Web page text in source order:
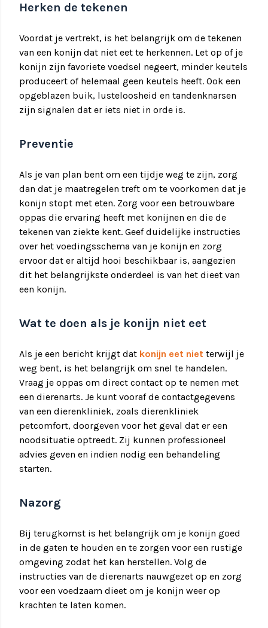
Herken de tekenen
Voordat je vertrekt, is het belangrijk om de tekenen
van een konijn dat niet eet te herkennen. Let op of je
konijn zijn favoriete voedsel negeert, minder keutels
produceert of helemaal geen keutels heeft. Ook een
opgeblazen buik, lusteloosheid en tandenknarsen
zijn signalen dat er iets niet in orde is.
Preventie
Als je van plan bent om een tijdje weg te zijn, zorg
dan dat je maatregelen treft om te voorkomen dat je
konijn stopt met eten. Zorg voor een betrouwbare
oppas die ervaring heeft met konijnen en die de
tekenen van ziekte kent. Geef duidelijke instructies
over het voedingsschema van je konijn en zorg
ervoor dat er altijd hooi beschikbaar is, aangezien
dit het belangrijkste onderdeel is van het dieet van
een konijn.
Wat te doen als je konijn niet eet
Als je een bericht krijgt dat konijn eet niet terwijl je
weg bent, is het belangrijk om snel te handelen.
Vraag je oppas om direct contact op te nemen met
een dierenarts. Je kunt vooraf de contactgegevens
van een dierenkliniek, zoals dierenkliniek
petcomfort, doorgeven voor het geval dat er een
noodsituatie optreedt. Zij kunnen professioneel
advies geven en indien nodig een behandeling
starten.
Nazorg
Bij terugkomst is het belangrijk om je konijn goed
in de gaten te houden en te zorgen voor een rustige
omgeving zodat het kan herstellen. Volg de
instructies van de dierenarts nauwgezet op en zorg
voor een voedzaam dieet om je konijn weer op
krachten te laten komen.